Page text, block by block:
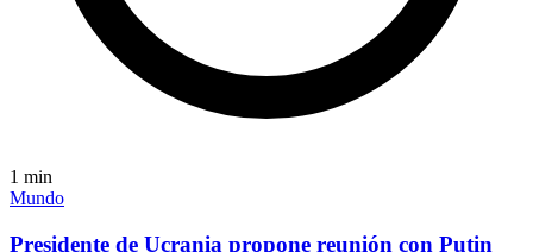
1 min
Mundo
Presidente de Ucrania propone reunión con Putin